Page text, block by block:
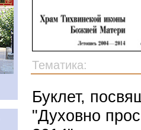
Тематика:
Буклет,
"Духовно